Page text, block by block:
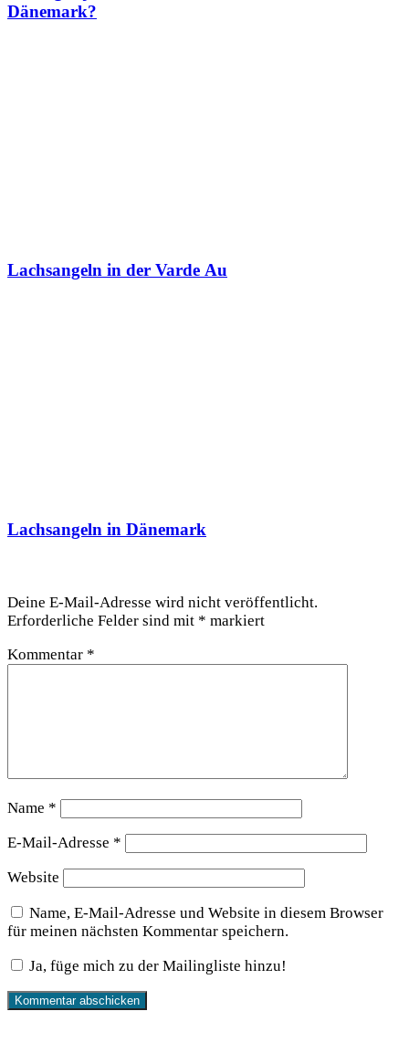
Dänemark?
Lachsangeln in der Varde Au
Lachsangeln in Dänemark
Deine E-Mail-Adresse wird nicht veröffentlicht.
Erforderliche Felder sind mit * markiert
Kommentar *
Name *
E-Mail-Adresse *
Website
Name, E-Mail-Adresse und Website in diesem Browser
für meinen nächsten Kommentar speichern.
Ja, füge mich zu der Mailingliste hinzu!